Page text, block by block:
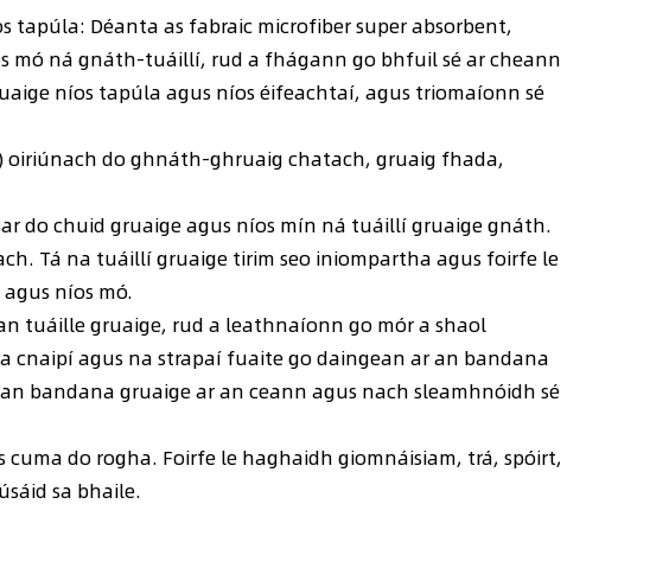
tapúla: Déanta as fabraic microfiber super absorbent,
mó ná gnáth-tuáillí, rud a fhágann go bhfuil sé ar cheann
níos tapúla agus níos éifeachtaí, agus triomaíonn sé
oiriúnach do ghnáth-ghruaig chatach, gruaig fhada,
do chuid gruaige agus níos mín ná tuáillí gruaige gnáth.
Tá na tuáillí gruaige tirim seo iniompartha agus foirfe le
níos mó.
tuáille gruaige, rud a leathnaíonn go mór a shaol
cnaipí agus na strapaí fuaite go daingean ar an bandana
bandana gruaige ar an ceann agus nach sleamhnóidh sé
do rogha. Foirfe le haghaidh giomnáisiam, trá, spóirt,
sa bhaile.